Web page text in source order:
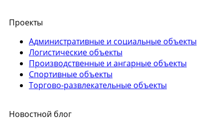
Проекты
Административные и социальные объекты
Логистические объекты
Производственные и ангарные объекты
Спортивные объекты
Торгово-развлекательные объекты
Новостной блог